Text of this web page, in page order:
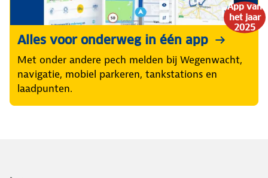
App van
het jaar
2025
Alles voor onderweg in één app
Met onder andere pech melden bij Wegenwacht,
navigatie, mobiel parkeren, tankstations en
laadpunten.